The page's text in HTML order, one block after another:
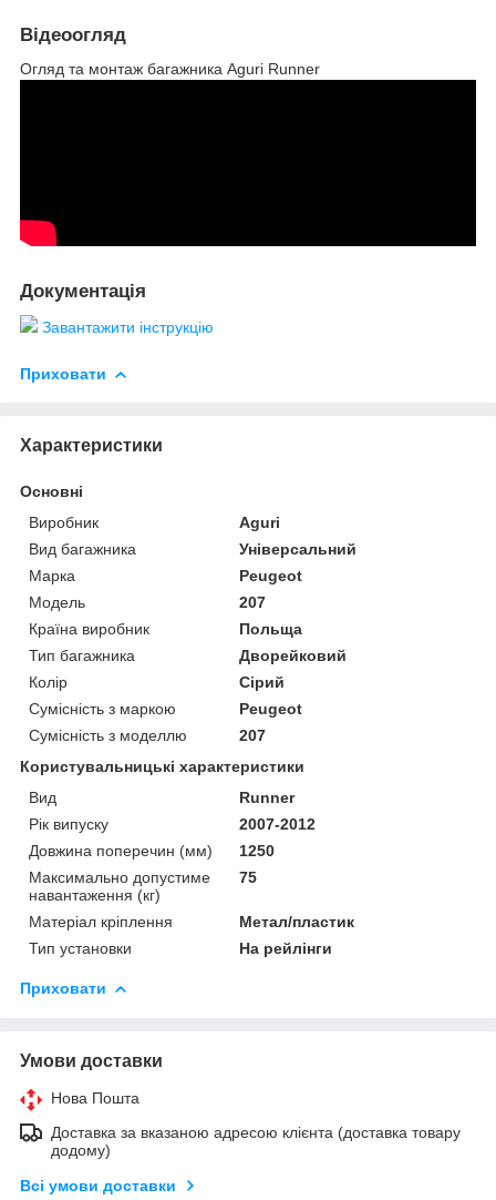
Відеоогляд
Огляд та монтаж багажника Aguri Runner
Документація
Завантажити інструкцію
Приховати
Характеристики
Основні
Виробник
Aguri
Вид багажника
Універсальний
Марка
Peugeot
Модель
207
Країна виробник
Польща
Тип багажника
Дворейковий
Колір
Сірий
Сумісність з маркою
Peugeot
Сумісність з моделлю
207
Користувальницькі характеристики
Вид
Runner
Рік випуску
2007-2012
Довжина поперечин (мм)
1250
Максимально допустиме
навантаження (кг)
75
Матеріал кріплення
Метал/пластик
Тип установки
На рейлінги
Приховати
Умови доставки
Нова Пошта
Доставка за вказаною адресою клієнта (доставка товару
додому)
Всі умови доставки